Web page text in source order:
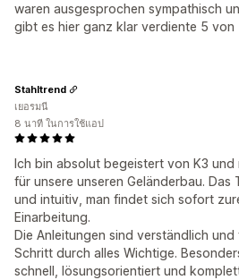
waren ausgesprochen sympathisch
gibt es hier ganz klar verdiente 5 von
Ich bin absolut begeistert von K3
für unsere unseren Geländerbau. Das
und intuitiv, man findet sich sofort
Einarbeitung.
Die Anleitungen sind verständlich
Schritt durch alles Wichtige.
schnell, lösungsorientiert und
Stahltrend
เยอรมนี
8 นาที ในการใช้แอป